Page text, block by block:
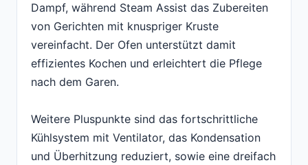
Dampf, während Steam Assist das Zubereiten
von Gerichten mit knuspriger Kruste
vereinfacht. Der Ofen unterstützt damit
effizientes Kochen und erleichtert die Pflege
nach dem Garen.
Weitere Pluspunkte sind das fortschrittliche
Kühlsystem mit Ventilator, das Kondensation
und Überhitzung reduziert, sowie eine dreifach